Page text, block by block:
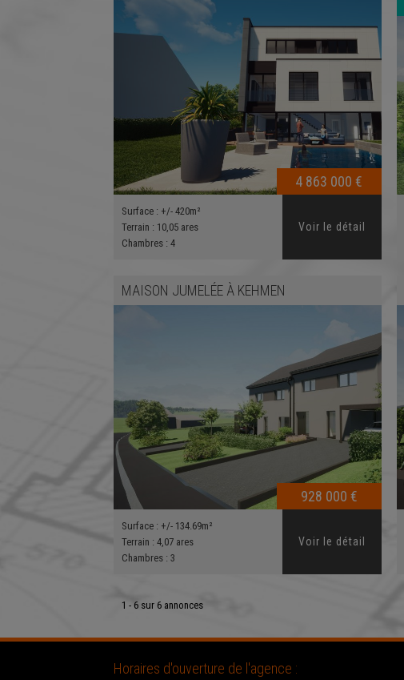
Surface : +/- 420m²
Terrain : 10,05 ares
Chambres : 4
4 863 000 €
Voir le détail
MAISON JUMELÉE À KEHMEN
Surface : +/- 134.69m²
Terrain : 4,07 ares
Chambres : 3
928 000 €
Voir le détail
1 - 6 sur 6 annonces
Horaires d'ouverture de l'agence :